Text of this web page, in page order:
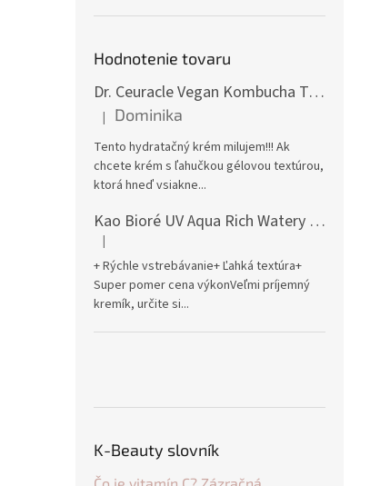
Hodnotenie tovaru
Dr. Ceuracle Vegan Kombucha Tea Gel Cream 75g
Hodnotenie produktu je 5 z 5 hviezdičiek.
| Dominika
Tento hydratačný krém milujem!!! Ak
chcete krém s ľahučkou gélovou textúrou,
ktorá hneď vsiakne...
Kao Bioré UV Aqua Rich Watery Essence Sunscreen SPF50+ PA++++ 70g
Hodnotenie produktu je 5 z 5 hviezdičiek.
|
+ Rýchle vstrebávanie+ Ľahká textúra+
Super pomer cena výkonVeľmi príjemný
kremík, určite si...
K-Beauty slovník